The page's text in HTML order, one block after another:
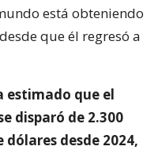
está obteniendo
que él regresó a
estimado que el
disparó de 2.300
desde 2024,